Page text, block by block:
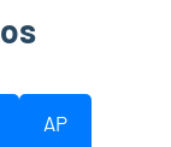
AP